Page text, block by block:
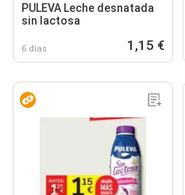
PULEVA Leche desnatada
sin lactosa
6 días 1,15 €